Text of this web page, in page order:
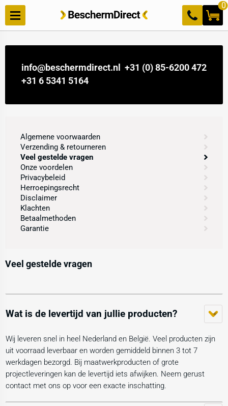
Meteen
naar de
content
0
info@beschermdirect.nl +31 (0) 85-6200 472
+31 6 5341 5164
Algemene voorwaarden
Verzending & retourneren
Veel gestelde vragen
Onze voordelen
Privacybeleid
Herroepingsrecht
Disclaimer
Klachten
Betaalmethoden
Garantie
Veel gestelde vragen
Wat is de levertijd van jullie producten?
Wij leveren snel in heel Nederland en België. Veel producten zijn
uit voorraad leverbaar en worden gemiddeld binnen 3 tot 7
werkdagen bezorgd. Bij maatwerkproducten of grote
projectleveringen kan de levertijd iets afwijken. Neem gerust
contact met ons op voor een exacte inschatting.